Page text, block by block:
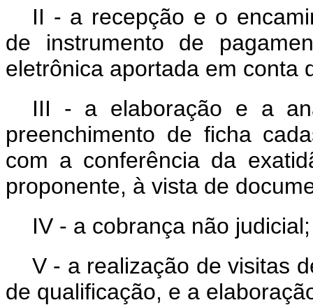
II - a recepção e o
de instrumento de
eletrônica aportada em conta
III - a elaboração e a
preenchimento de ficha
com a conferência da
proponente, à vista de
IV - a cobrança não judicial;
V - a realização de visitas
de qualificação, e a